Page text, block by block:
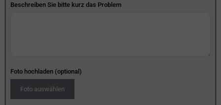
Beschreiben Sie bitte kurz das Problem
Foto hochladen (optional)
Foto auswählen